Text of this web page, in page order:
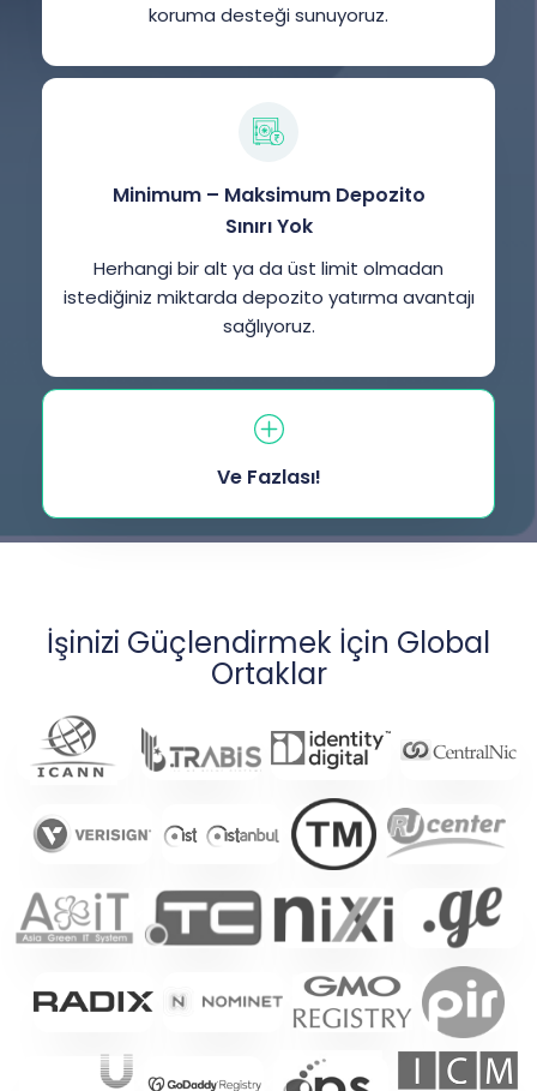
koruma desteği sunuyoruz.
Minimum – Maksimum Depozito
Sınırı Yok
Herhangi bir alt ya da üst limit olmadan
istediğiniz miktarda depozito yatırma avantajı
sağlıyoruz.
Ve Fazlası!
İşinizi Güçlendirmek İçin Global
Ortaklar